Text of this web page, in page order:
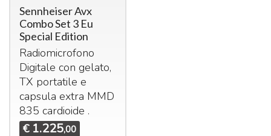
Sennheiser Avx
Combo Set 3 Eu
Special Edition
Radiomicrofono
Digitale con gelato,
TX portatile e
capsula extra MMD
835 cardioide .
€ 1.225,00